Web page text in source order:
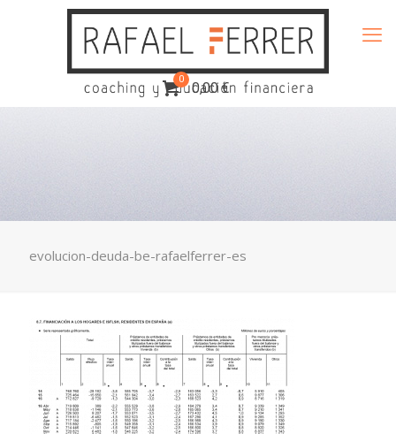
0
0,00 €
evolucion-deuda-be-rafaelferrer-es